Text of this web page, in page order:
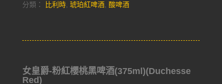
分類： 比利時, 琥珀紅啤酒, 酸啤酒
女皇爵-粉紅櫻桃黑啤酒(375ml)(Duchesse
Red)